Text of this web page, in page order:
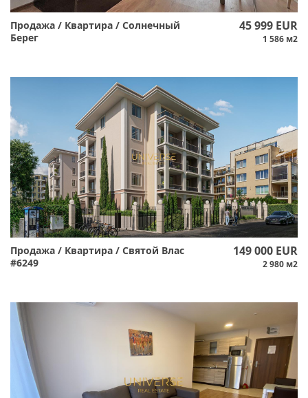
Продажа / Квартира / Солнечный
Берег
45 999 EUR
1 586 м2
Продажа / Квартира / Святой Влас
#6249
149 000 EUR
2 980 м2